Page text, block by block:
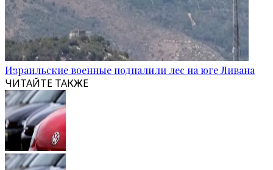
Израильские военные подпалили лес на юге Ливана
ЧИТАЙТЕ ТАКЖЕ